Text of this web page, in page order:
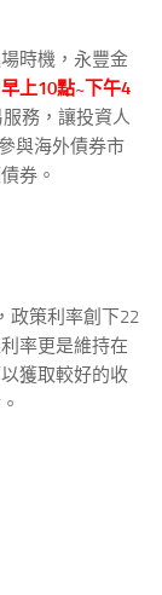
時機，永豐金
早上10點~下午4
務，讓投資人
與海外債券市
券。
政策利率創下22
率更是維持在
獲取較好的收